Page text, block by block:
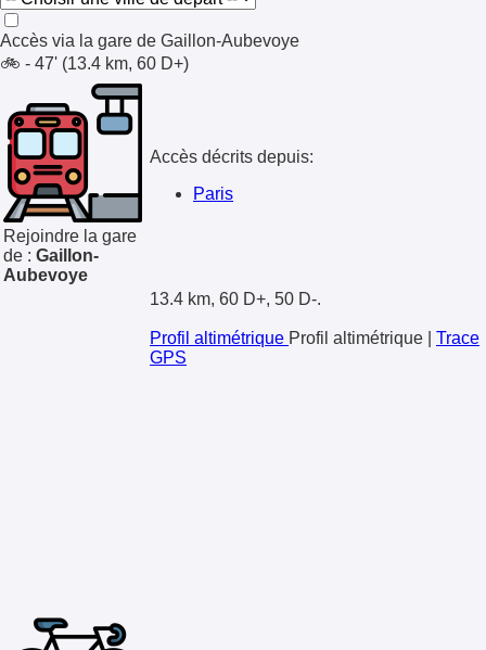
Accès via la gare de Gaillon-Aubevoye
🚲 - 47' (13.4 km, 60 D+)
Rejoindre la gare
de : Gaillon-
Aubevoye
Accès décrits depuis:
Paris
13.4 km, 60 D+, 50 D-.
Profil altimétrique Profil altimétrique
Trace
GPS